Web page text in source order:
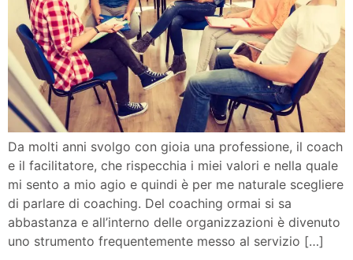
Da molti anni svolgo con gioia una professione, il coach
e il facilitatore, che rispecchia i miei valori e nella quale
mi sento a mio agio e quindi è per me naturale scegliere
di parlare di coaching. Del coaching ormai si sa
abbastanza e all’interno delle organizzazioni è divenuto
uno strumento frequentemente messo al servizio […]